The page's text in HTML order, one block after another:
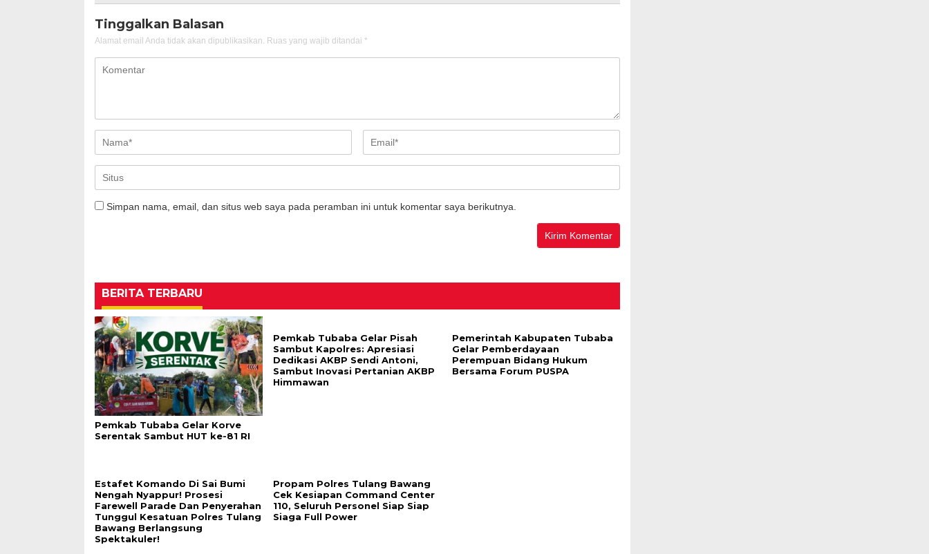
Tinggalkan Balasan
Alamat email Anda tidak akan dipublikasikan. Ruas yang wajib ditandai *
Simpan nama, email, dan situs web saya pada peramban ini untuk komentar saya berikutnya.
BERITA TERBARU
Pemkab Tubaba Gelar Korve
Serentak Sambut HUT ke-81 RI
Pemkab Tubaba Gelar Pisah
Sambut Kapolres: Apresiasi
Dedikasi AKBP Sendi Antoni,
Sambut Inovasi Pertanian AKBP
Himmawan
Pemerintah Kabupaten Tubaba
Gelar Pemberdayaan
Perempuan Bidang Hukum
Bersama Forum PUSPA
Estafet Komando Di Sai Bumi
Nengah Nyappur! Prosesi
Farewell Parade Dan Penyerahan
Tunggul Kesatuan Polres Tulang
Bawang Berlangsung
Spektakuler!
Propam Polres Tulang Bawang
Cek Kesiapan Command Center
110, Seluruh Personel Siap Siap
Siaga Full Power